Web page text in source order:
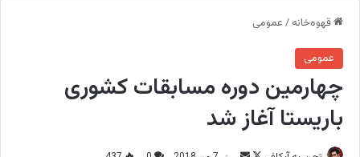
قهوه‌خانه / عمومی
عمومی
چهارمین دوره مسابقات کشوری
باریستا آغاز شد